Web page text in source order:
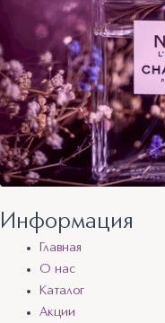
Информация
Главная
О нас
Каталог
Акции